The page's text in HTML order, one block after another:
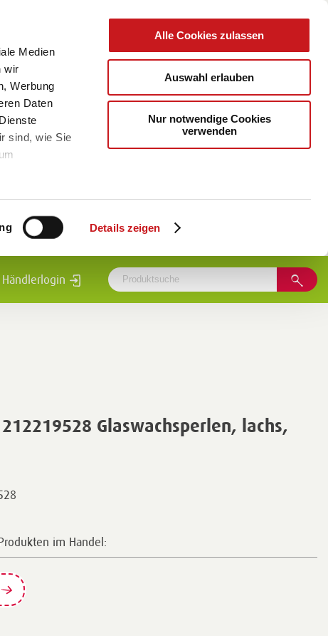
Medien
wir
Werbung
Daten
sind, wie Sie
Details zeigen
Alle Cookies zulassen
Auswahl erlauben
Nur notwendige Cookies
verwenden
Händlerlogin
Glaswachsperlen, lachs,
im Handel: